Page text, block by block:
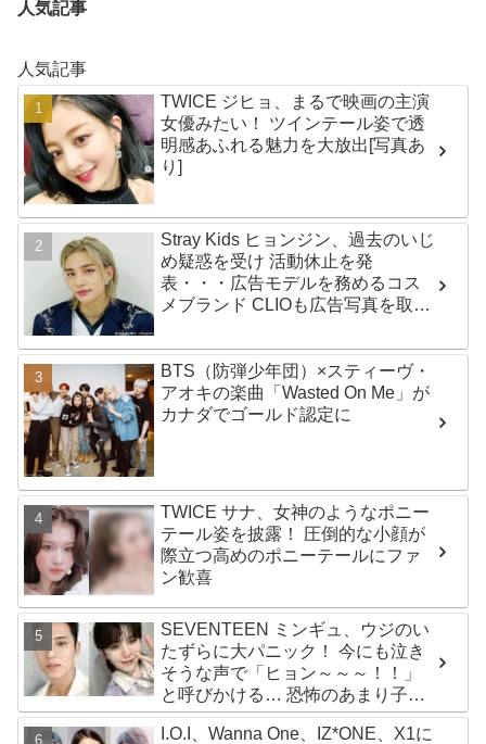
人気記事
人気記事
TWICE ジヒョ、まるで映画の主演
女優みたい！ ツインテール姿で透
明感あふれる魅力を大放出[写真あ
り]
Stray Kids ヒョンジン、過去のいじ
め疑惑を受け 活動休止を発
表・・・広告モデルを務めるコス
メブランド CLIOも広告写真を取り
BTS（防弾少年団）×スティーヴ・
アオキの楽曲「Wasted On Me」が
カナダでゴールド認定に
TWICE サナ、女神のようなポニー
テール姿を披露！ 圧倒的な小顔が
際立つ高めのポニーテールにファ
ン歓喜
SEVENTEEN ミンギュ、ウジのい
たずらに大パニック！ 今にも泣き
そうな声で「ヒョン～～～！！」
と呼びかける… 恐怖のあまり子供
のように駆け出す姿がかわいい
I.O.I、Wanna One、IZ*ONE、X1に